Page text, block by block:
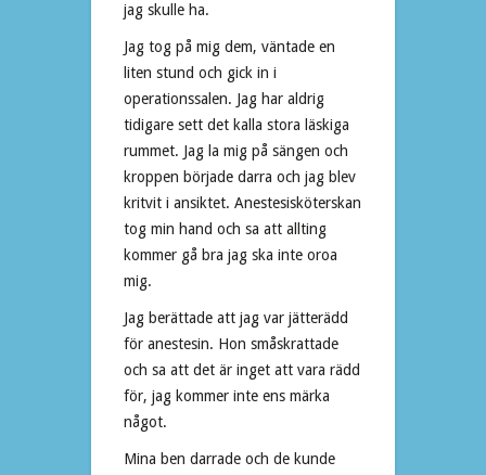
jag skulle ha.
Jag tog på mig dem, väntade en
liten stund och gick in i
operationssalen. Jag har aldrig
tidigare sett det kalla stora läskiga
rummet. Jag la mig på sängen och
kroppen började darra och jag blev
kritvit i ansiktet. Anestesisköterskan
tog min hand och sa att allting
kommer gå bra jag ska inte oroa
mig.
Jag berättade att jag var jätterädd
för anestesin. Hon småskrattade
och sa att det är inget att vara rädd
för, jag kommer inte ens märka
något.
Mina ben darrade och de kunde